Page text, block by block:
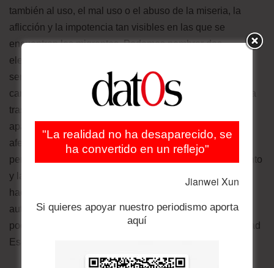
también al uso, el mal uso o el abuso de la miseria, la
aflicción y la impotencia tan visibles en las que se
encuentran los migrantes. Podemos nombrar dos
elementos adicionales que también nos inducen a
sentirnos así, elementos propiciados por las peculiares
características de nuestro modo de vida y de convivencia
tras la desregulación. Me refiero a dos factores que, en
apariencia, son muy distintos entre sí y que, por ello,
afectan predominantemente a categorías diferentes de
personas. Cada uno de los dos intensifica el resentimiento
y la belicosidad que concitan los inmigrantes, pero lo
hacen en sectores diferenciados de la población
autóctona. El primer impulso sigue el patrón -aunque un
poco más puesto al día-que ya esbozara en la Antigüedad
Esopo en la fábula de las liebres y las ranas.
"La realidad no ha desaparecido, se
ha convertido en un reflejo"
Jianwei Xun
Si quieres apoyar nuestro periodismo aporta
aquí